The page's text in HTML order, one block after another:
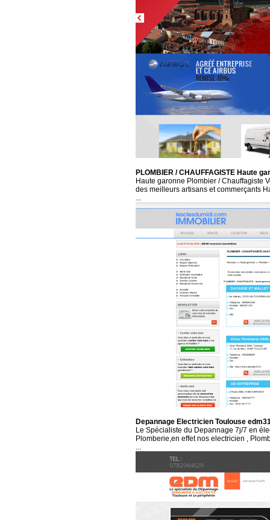
PLOMBIER / CHAUFFAGISTE Haute
Haute garonne Plombier / Chauffagiste
des meilleurs artisans et commerçants
...
Depannage Electricien Toulouse
Le Spécialiste du Depannage 7j/7 en
Plomberie,en effet nos electricien ,
...